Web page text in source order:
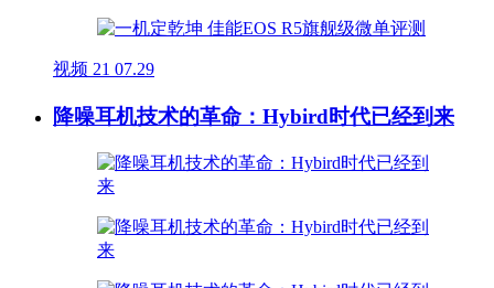
视频 21 07.29
降噪耳机技术的革命：Hybird时代已经到来